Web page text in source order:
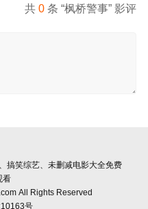
共0 条 “枫桥警事” 影评
搞笑综艺、未删减电影大全免费
看
All Rights Reserved
号